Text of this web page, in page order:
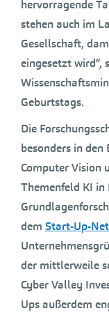
hervorragende
stehen auch im
Gesellschaft,
eingesetzt wird“,
Geburtstags.
Die
besonders in den
Computer Vision
Themenfeld KI in
dem Start-Up-
der mittlerweile
Cyber Valley
Ups außerdem